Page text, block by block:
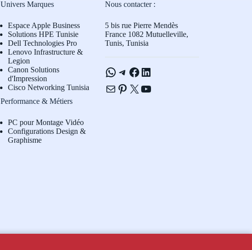
Univers Marques
Espace Apple Business
Solutions HPE Tunisie
Dell Technologies Pro
Lenovo Infrastructure &
Legion
Canon Solutions
d'Impression
Cisco Networking Tunisia
Performance & Métiers
PC pour Montage Vidéo
Configurations Design &
Graphisme
Nous contacter :
5 bis rue Pierre Mendès
France 1082 Mutuelleville,
Tunis, Tunisia
WhatsApp
Telegram
Facebook
LinkedIn
E-mailPinterest
X YouTube